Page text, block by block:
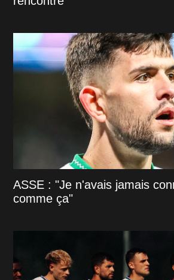
ASSE : "Je n'avais jamais
comme ça"